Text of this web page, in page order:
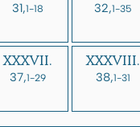
31,1-18
32,1-35
XXXVII.
37,1-29
XXXVIII.
38,1-31